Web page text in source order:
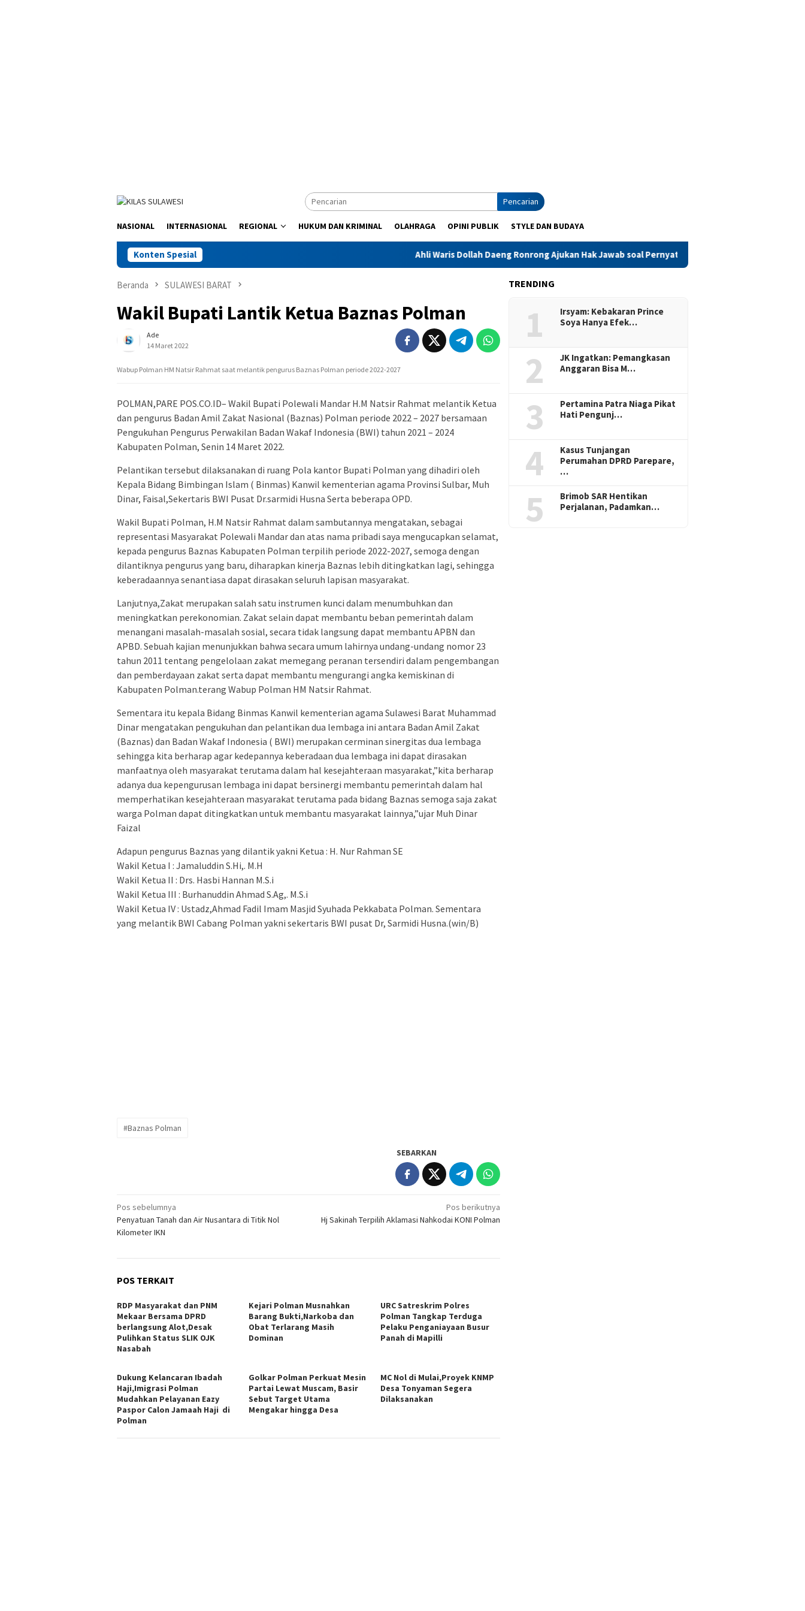
Pencarian
NASIONAL INTERNASIONAL REGIONAL HUKUM DAN KRIMINAL OLAHRAGA OPINI PUBLIK STYLE DAN BUDAYA
Konten Spesial Ahli Waris Dollah Daeng Ronrong Ajukan Hak Jawab soal Pernyataan Sainal Lonard di Media Online
Beranda SULAWESI BARAT
Wakil Bupati Lantik Ketua Baznas Polman
Ade
14 Maret 2022
Wabup Polman HM Natsir Rahmat saat melantik pengurus Baznas Polman periode 2022-2027
POLMAN,PARE POS.CO.ID– Wakil Bupati Polewali Mandar H.M Natsir Rahmat melantik Ketua
dan pengurus Badan Amil Zakat Nasional (Baznas) Polman periode 2022 – 2027 bersamaan
Pengukuhan Pengurus Perwakilan Badan Wakaf Indonesia (BWI) tahun 2021 – 2024
Kabupaten Polman, Senin 14 Maret 2022.
Pelantikan tersebut dilaksanakan di ruang Pola kantor Bupati Polman yang dihadiri oleh
Kepala Bidang Bimbingan Islam ( Binmas) Kanwil kementerian agama Provinsi Sulbar, Muh
Dinar, Faisal,Sekertaris BWI Pusat Dr.sarmidi Husna Serta beberapa OPD.
Wakil Bupati Polman, H.M Natsir Rahmat dalam sambutannya mengatakan, sebagai
representasi Masyarakat Polewali Mandar dan atas nama pribadi saya mengucapkan selamat,
kepada pengurus Baznas Kabupaten Polman terpilih periode 2022-2027, semoga dengan
dilantiknya pengurus yang baru, diharapkan kinerja Baznas lebih ditingkatkan lagi, sehingga
keberadaannya senantiasa dapat dirasakan seluruh lapisan masyarakat.
Lanjutnya,Zakat merupakan salah satu instrumen kunci dalam menumbuhkan dan
meningkatkan perekonomian. Zakat selain dapat membantu beban pemerintah dalam
menangani masalah-masalah sosial, secara tidak langsung dapat membantu APBN dan
APBD. Sebuah kajian menunjukkan bahwa secara umum lahirnya undang-undang nomor 23
tahun 2011 tentang pengelolaan zakat memegang peranan tersendiri dalam pengembangan
dan pemberdayaan zakat serta dapat membantu mengurangi angka kemiskinan di
Kabupaten Polman.terang Wabup Polman HM Natsir Rahmat.
Sementara itu kepala Bidang Binmas Kanwil kementerian agama Sulawesi Barat Muhammad
Dinar mengatakan pengukuhan dan pelantikan dua lembaga ini antara Badan Amil Zakat
(Baznas) dan Badan Wakaf Indonesia ( BWI) merupakan cerminan sinergitas dua lembaga
sehingga kita berharap agar kedepannya keberadaan dua lembaga ini dapat dirasakan
manfaatnya oleh masyarakat terutama dalam hal kesejahteraan masyarakat,”kita berharap
adanya dua kepengurusan lembaga ini dapat bersinergi membantu pemerintah dalam hal
memperhatikan kesejahteraan masyarakat terutama pada bidang Baznas semoga saja zakat
warga Polman dapat ditingkatkan untuk membantu masyarakat lainnya,”ujar Muh Dinar
Faizal
Adapun pengurus Baznas yang dilantik yakni Ketua : H. Nur Rahman SE
Wakil Ketua I : Jamaluddin S.Hi,. M.H
Wakil Ketua II : Drs. Hasbi Hannan M.S.i
Wakil Ketua III : Burhanuddin Ahmad S.Ag,. M.S.i
Wakil Ketua IV : Ustadz,Ahmad Fadil Imam Masjid Syuhada Pekkabata Polman. Sementara
yang melantik BWI Cabang Polman yakni sekertaris BWI pusat Dr, Sarmidi Husna.(win/B)
#Baznas Polman
SEBARKAN
Navigasi
pos
Pos sebelumnya
Penyatuan Tanah dan Air Nusantara di Titik Nol
Kilometer IKN
Pos berikutnya
Hj Sakinah Terpilih Aklamasi Nahkodai KONI Polman
POS TERKAIT
RDP Masyarakat dan PNM
Mekaar Bersama DPRD
berlangsung Alot,Desak
Pulihkan Status SLIK OJK
Nasabah
Kejari Polman Musnahkan
Barang Bukti,Narkoba dan
Obat Terlarang Masih
Dominan
URC Satreskrim Polres
Polman Tangkap Terduga
Pelaku Penganiayaan Busur
Panah di Mapilli
Dukung Kelancaran Ibadah
Haji,Imigrasi Polman
Mudahkan Pelayanan Eazy
Paspor Calon Jamaah Haji di
Polman
Golkar Polman Perkuat Mesin
Partai Lewat Muscam, Basir
Sebut Target Utama
Mengakar hingga Desa
MC Nol di Mulai,Proyek KNMP
Desa Tonyaman Segera
Dilaksanakan
TRENDING
1
Irsyam: Kebakaran Prince
Soya Hanya Efek…
2
JK Ingatkan: Pemangkasan
Anggaran Bisa M…
3
Pertamina Patra Niaga Pikat
Hati Pengunj…
4
Kasus Tunjangan
Perumahan DPRD Parepare,
…
5
Brimob SAR Hentikan
Perjalanan, Padamkan…